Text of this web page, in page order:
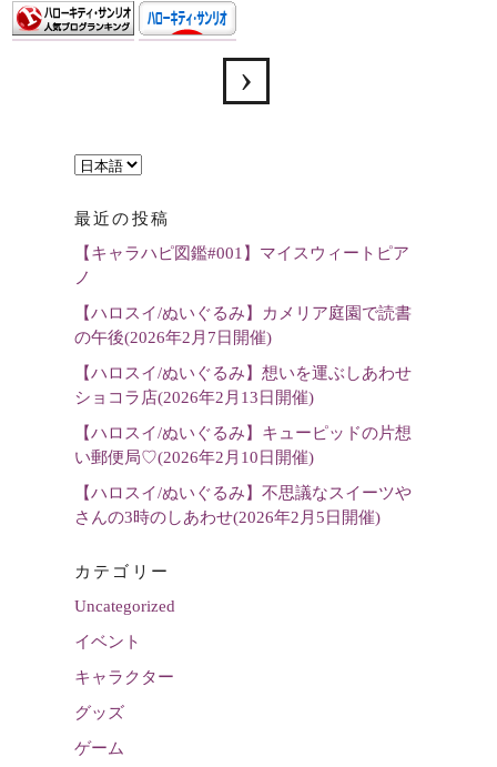
言
を
選
最近の投稿
【キャラハピ図鑑#001】マイスウィートピア
ノ
【ハロスイ/ぬいぐるみ】カメリア庭園で読書
の午後(2026年2月7日開催)
【ハロスイ/ぬいぐるみ】想いを運ぶしあわせ
ショコラ店(2026年2月13日開催)
【ハロスイ/ぬいぐるみ】キューピッドの片想
い郵便局♡(2026年2月10日開催)
【ハロスイ/ぬいぐるみ】不思議なスイーツや
さんの3時のしあわせ(2026年2月5日開催)
カテゴリー
Uncategorized
イベント
キャラクター
グッズ
ゲーム